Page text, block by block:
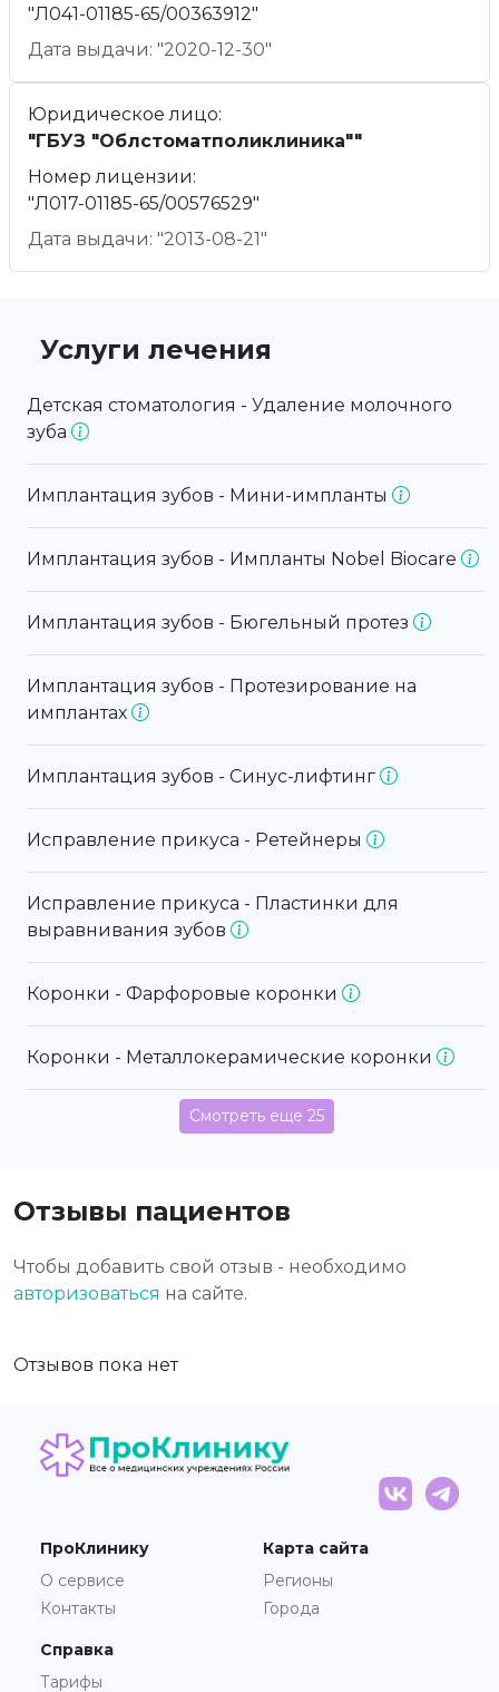
"Л041-01185-65/00363912"
Дата выдачи: "2020-12-30"
Юридическое лицо:
"ГБУЗ "Облстоматполиклиника""
Номер лицензии:
"Л017-01185-65/00576529"
Дата выдачи: "2013-08-21"
Услуги лечения
Детская стоматология - Удаление молочного
зуба
Имплантация зубов - Мини-импланты
Имплантация зубов - Импланты Nobel Biocare
Имплантация зубов - Бюгельный протез
Имплантация зубов - Протезирование на
имплантах
Имплантация зубов - Синус-лифтинг
Исправление прикуса - Ретейнеры
Исправление прикуса - Пластинки для
выравнивания зубов
Коронки - Фарфоровые коронки
Коронки - Металлокерамические коронки
Смотреть еще 25
Отзывы пациентов
Чтобы добавить свой отзыв - необходимо
авторизоваться на сайте.
Отзывов пока нет
ПроКлинику
О сервисе
Контакты
Карта сайта
Регионы
Города
Справка
Тарифы